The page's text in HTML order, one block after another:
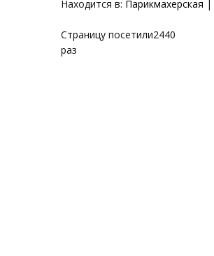
Находится в: Парикмахерская
Страницу посетили2440
раз